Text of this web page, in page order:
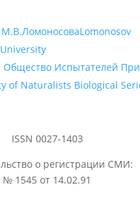
Lomonosov
of Naturalists Biological
ISSN 0027-1403
о регистрации СМИ:
№ 1545 от 14.02.91